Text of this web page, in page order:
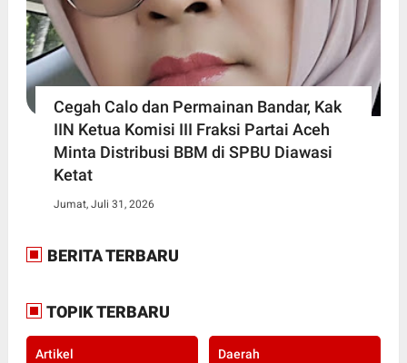
Cegah Calo dan Permainan Bandar, Kak
IIN Ketua Komisi III Fraksi Partai Aceh
Minta Distribusi BBM di SPBU Diawasi
Ketat
Jumat, Juli 31, 2026
BERITA TERBARU
TOPIK TERBARU
Artikel Daerah